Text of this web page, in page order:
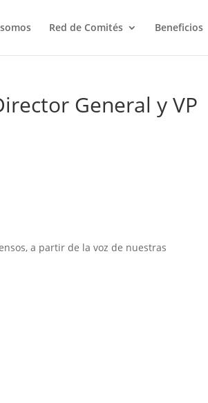
Red de Comités Beneficios
General y VP
a partir de la voz de nuestras